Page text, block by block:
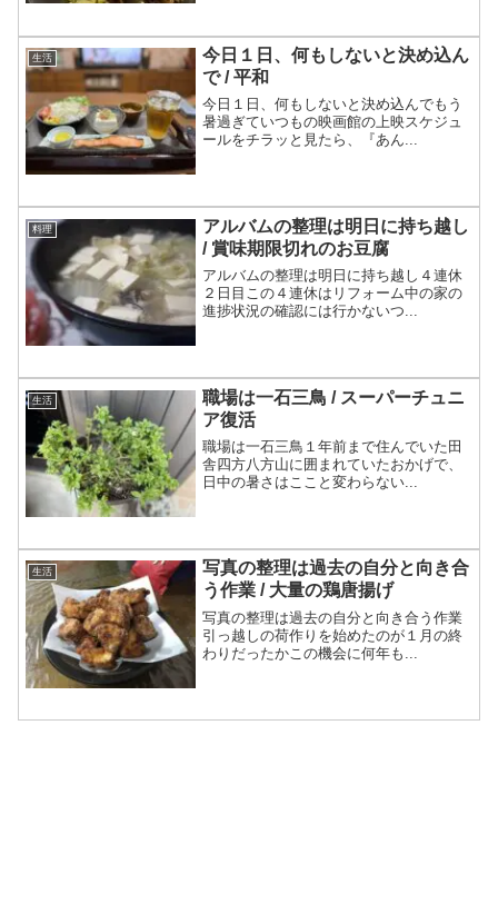
生活
今日１日、何もしないと決め込ん
で / 平和
今日１日、何もしないと決め込んでもう
暑過ぎていつもの映画館の上映スケジュ
ールをチラッと見たら、『あん...
料理
アルバムの整理は明日に持ち越し
/ 賞味期限切れのお豆腐
アルバムの整理は明日に持ち越し４連休
２日目この４連休はリフォーム中の家の
進捗状況の確認には行かないつ...
生活
職場は一石三鳥 / スーパーチュニ
ア復活
職場は一石三鳥１年前まで住んでいた田
舎四方八方山に囲まれていたおかげで、
日中の暑さはここと変わらない...
生活
写真の整理は過去の自分と向き合
う作業 / 大量の鶏唐揚げ
写真の整理は過去の自分と向き合う作業
引っ越しの荷作りを始めたのが１月の終
わりだったかこの機会に何年も...